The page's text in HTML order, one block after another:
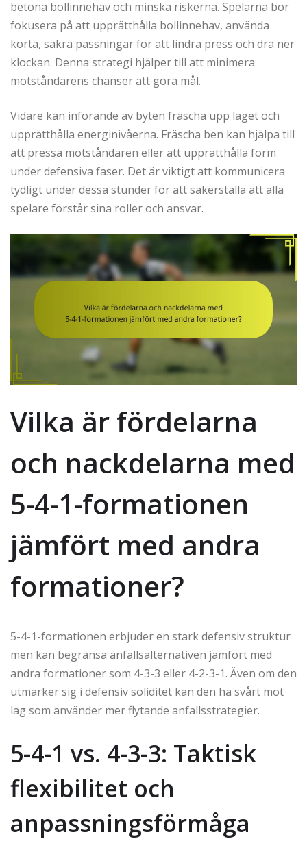
betona bollinnehav och minska riskerna. Spelarna bör
fokusera på att upprätthålla bollinnehav, använda
korta, säkra passningar för att lindra press och dra ner
klockan. Denna strategi hjälper till att minimera
motståndarens chanser att göra mål.
Vidare kan införande av byten fräscha upp laget och
upprätthålla energinivåerna. Fräscha ben kan hjälpa till
att pressa motståndaren eller att upprätthålla form
under defensiva faser. Det är viktigt att kommunicera
tydligt under dessa stunder för att säkerställa att alla
spelare förstår sina roller och ansvar.
Vilka är fördelarna
och nackdelarna med
5-4-1-formationen
jämfört med andra
formationer?
5-4-1-formationen erbjuder en stark defensiv struktur
men kan begränsa anfallsalternativen jämfört med
andra formationer som 4-3-3 eller 4-2-3-1. Även om den
utmärker sig i defensiv soliditet kan den ha svårt mot
lag som använder mer flytande anfallsstrategier.
5-4-1 vs. 4-3-3: Taktisk
flexibilitet och
anpassningsförmåga